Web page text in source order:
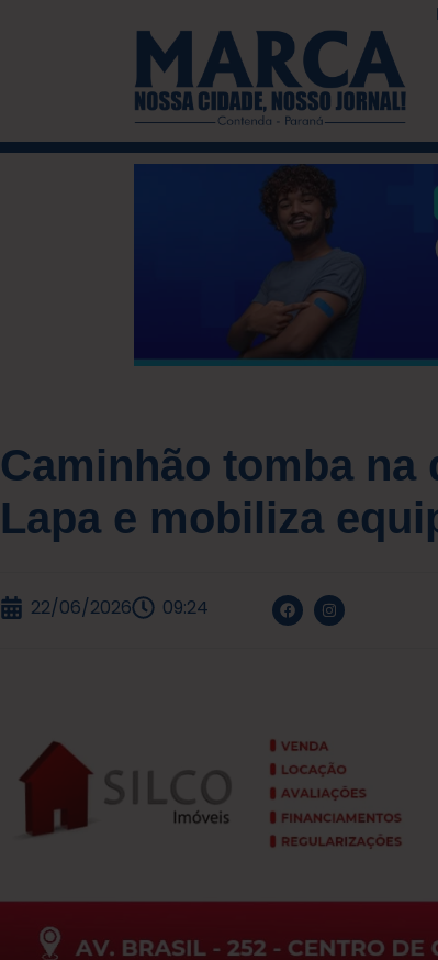
Caminhão tomba na
Lapa e mobiliza
22/06/2026 09:24